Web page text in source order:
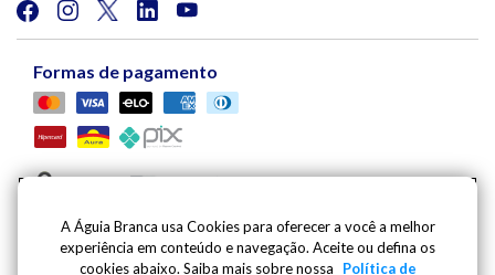
Formas de pagamento
Viação Águia Branca S.A. | Av. Mario Gurgel, 5030 |
A Águia Branca usa Cookies para oferecer a você a melhor
experiência em conteúdo e navegação. Aceite ou defina os
cookies abaixo. Saiba mais sobre nossa
Política de